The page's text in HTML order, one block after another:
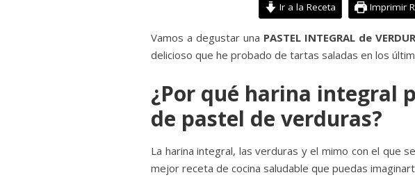
Ir a la Receta Imprimir
Vamos a degustar una PASTEL INTEGRAL de
delicioso que he probado de tartas saladas en los
¿Por qué harina integral
de pastel de verduras?
La harina integral, las verduras y el mimo con el que
mejor receta de cocina saludable que puedas